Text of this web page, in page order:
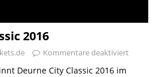
2016
Kommentare deaktiviert
Deurne City Classic 2016 im